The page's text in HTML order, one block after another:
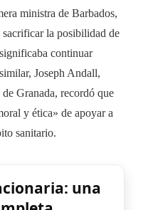
ministra de Barbados,
sacrificar la posibilidad de
continuar
Joseph Andall,
Granada, recordó que
y ética» de apoyar a
sanitario.
una